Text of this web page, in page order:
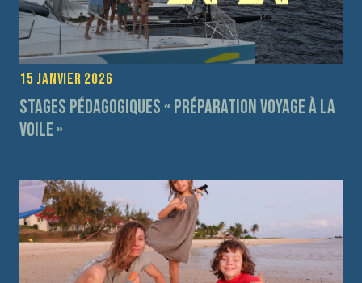
15 janvier 2026
Stages pédagogiques « préparation voyage à la
voile »